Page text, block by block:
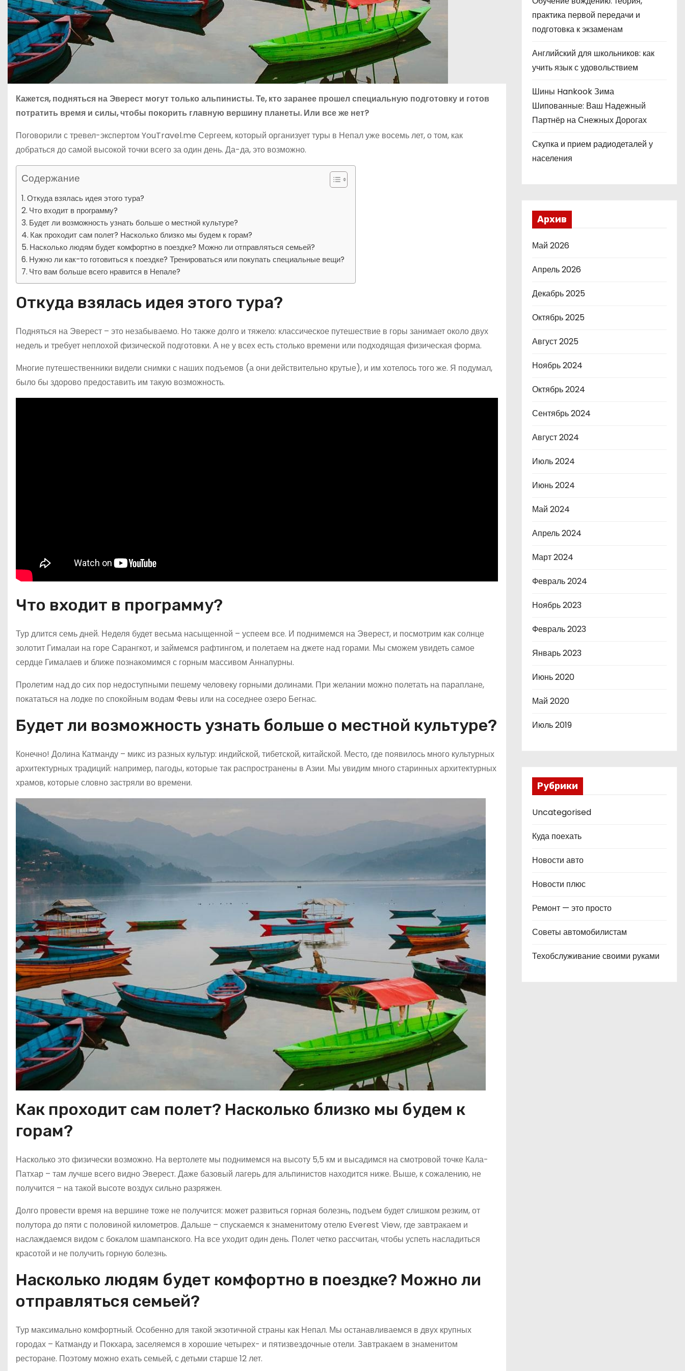
Кажется, подняться на Эверест могут только альпинисты. Те, кто заранее прошел специальную подготовку и готов
потратить время и силы, чтобы покорить главную вершину планеты. Или все же нет?
Поговорили с тревел-экспертом YouTravel.me Сергеем, который организует туры в Непал уже восемь лет, о том, как
добраться до самой высокой точки всего за один день. Да-да, это возможно.
Содержание
Откуда взялась идея этого тура?
Что входит в программу?
Будет ли возможность узнать больше о местной культуре?
Как проходит сам полет? Насколько близко мы будем к горам?
Насколько людям будет комфортно в поездке? Можно ли отправляться семьей?
Нужно ли как-то готовиться к поездке? Тренироваться или покупать специальные вещи?
Что вам больше всего нравится в Непале?
Откуда взялась идея этого тура?
Подняться на Эверест – это незабываемо. Но также долго и тяжело: классическое путешествие в горы занимает около двух
недель и требует неплохой физической подготовки. А не у всех есть столько времени или подходящая физическая форма.
Многие путешественники видели снимки с наших подъемов (а они действительно крутые), и им хотелось того же. Я подумал,
было бы здорово предоставить им такую возможность.
Что входит в программу?
Тур длится семь дней. Неделя будет весьма насыщенной – успеем все. И поднимемся на Эверест, и посмотрим как солнце
золотит Гималаи на горе Сарангкот, и займемся рафтингом, и полетаем на джете над горами. Мы сможем увидеть самое
сердце Гималаев и ближе познакомимся с горным массивом Аннапурны.
Пролетим над до сих пор недоступными пешему человеку горными долинами. При желании можно полетать на параплане,
покататься на лодке по спокойным водам Февы или на соседнее озеро Бегнас.
Будет ли возможность узнать больше о местной культуре?
Конечно! Долина Катманду – микс из разных культур: индийской, тибетской, китайской. Место, где появилось много культурных
архитектурных традиций: например, пагоды, которые так распространены в Азии. Мы увидим много старинных архитектурных
храмов, которые словно застряли во времени.
Как проходит сам полет? Насколько близко мы будем к
горам?
Насколько это физически возможно. На вертолете мы поднимемся на высоту 5,5 км и высадимся на смотровой точке Кала-
Патхар – там лучше всего видно Эверест. Даже базовый лагерь для альпинистов находится ниже. Выше, к сожалению, не
получится – на такой высоте воздух сильно разряжен.
Долго провести время на вершине тоже не получится: может развиться горная болезнь, подъем будет слишком резким, от
полутора до пяти с половиной километров. Дальше – спускаемся к знаменитому отелю Everest View, где завтракаем и
наслаждаемся видом с бокалом шампанского. На все уходит один день. Полет четко рассчитан, чтобы успеть насладиться
красотой и не получить горную болезнь.
Насколько людям будет комфортно в поездке? Можно ли
отправляться семьей?
Тур максимально комфортный. Особенно для такой экзотичной страны как Непал. Мы останавливаемся в двух крупных
городах – Катманду и Покхара, заселяемся в хорошие четырех- и пятизвездочные отели. Завтракаем в знаменитом
ресторане. Поэтому можно ехать семьей, с детьми старше 12 лет.
практика первой передачи и
подготовка к экзаменам
Английский для школьников: как
учить язык с удовольствием
Шины Hankook Зима
Шипованные: Ваш Надежный
Партнёр на Снежных Дорогах
Скупка и прием радиодеталей у
населения
Архив
Май 2026
Апрель 2026
Декабрь 2025
Октябрь 2025
Август 2025
Ноябрь 2024
Октябрь 2024
Сентябрь 2024
Август 2024
Июль 2024
Июнь 2024
Май 2024
Апрель 2024
Март 2024
Февраль 2024
Ноябрь 2023
Февраль 2023
Январь 2023
Июнь 2020
Май 2020
Июль 2019
Рубрики
Uncategorised
Куда поехать
Новости авто
Новости плюс
Ремонт — это просто
Советы автомобилистам
Техобслуживание своими руками